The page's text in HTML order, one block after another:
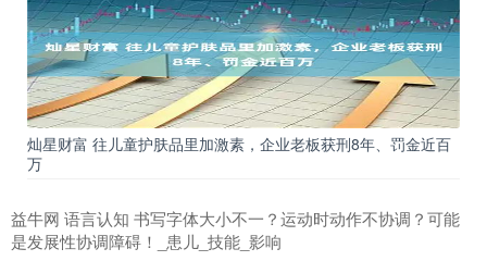
灿星财富 往儿童护肤品里加激素，企业老板获刑8年、罚金近百
万
益牛网 语言认知 书写字体大小不一？运动时动作不协调？可能
是发展性协调障碍！_患儿_技能_影响